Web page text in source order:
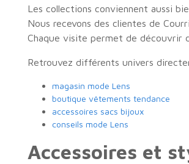
Les collections conviennent aussi
Nous recevons des clientes de
Chaque visite permet de découvrir
Retrouvez différents univers
magasin mode Lens
boutique vêtements tendance
accessoires sacs bijoux
conseils mode Lens
Accessoires et